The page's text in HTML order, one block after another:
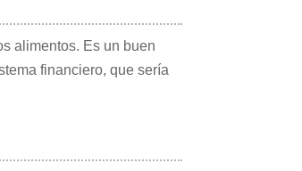
alimentos. Es un buen
financiero, que sería